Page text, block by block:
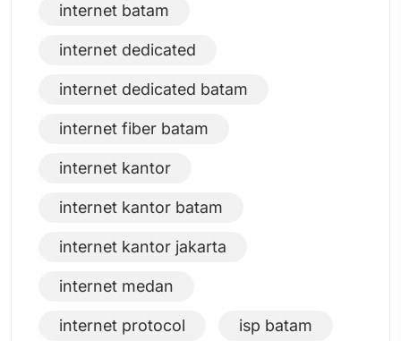
internet batam
internet dedicated
internet dedicated batam
internet fiber batam
internet kantor
internet kantor batam
internet kantor jakarta
internet medan
internet protocol isp batam